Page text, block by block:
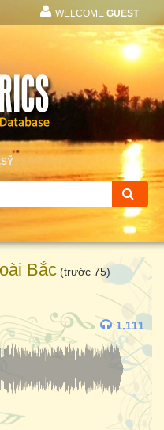
WELCOME GUEST
Bắc (trước 75)
1.111